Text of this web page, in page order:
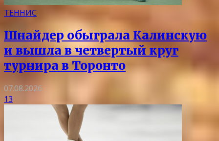
ТЕННИС
Шнайдер обыграла Калинскую
и вышла в четвертый круг
турнира в Торонто
07.08.2026
13